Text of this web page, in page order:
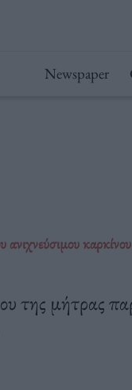
Newspaper
ανιχνεύσιμου
της μήτρας